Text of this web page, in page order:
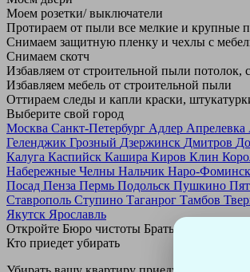
Моем розетки/ выключатели
Протираем от пыли все мелкие и крупные
Снимаем защитную пленку и чехлы с
Снимаем скотч
Избавляем от строительной пыли потолок,
Избавляем мебель от строительной пыли
Оттираем следы и капли краски,
Выберите свой город
Москва Санкт-Петербург Адлер Апрелевка
Геленджик Грозный Дзержинск Дмитров
Калуга Каспийск Кашира Киров Клин
Набережные Челны Нальчик Наро-Фоминск
Посад Пенза Пермь Подольск Пушкино
Ставрополь Ступино Таганрог Тамбов
Якутск Ярославль
Откройте Бюро чистоты Братьев Чистовых
Кто приедет убирать